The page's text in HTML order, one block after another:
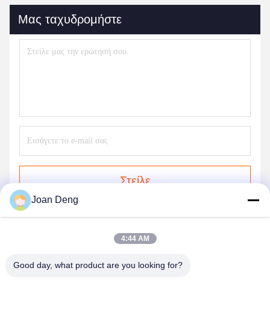
Μας ταχυδρομήστε
Στείλε
Joan Deng
4:44 AM
Good day, what product are you looking for?